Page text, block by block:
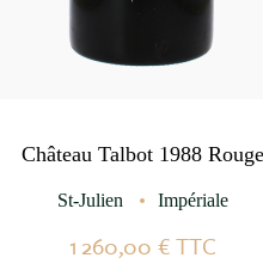
Château Talbot 1988 Rouge
St-Julien Impériale
1 260,00 €TTC